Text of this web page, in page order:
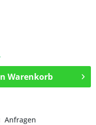
Warenkorb
Anfragen